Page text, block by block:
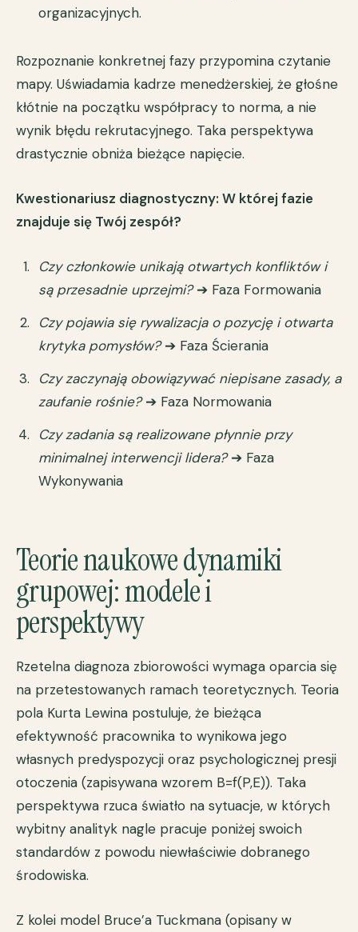
organizacyjnych.
Rozpoznanie konkretnej fazy przypomina czytanie
mapy. Uświadamia kadrze menedżerskiej, że głośne
kłótnie na początku współpracy to norma, a nie
wynik błędu rekrutacyjnego. Taka perspektywa
drastycznie obniża bieżące napięcie.
Kwestionariusz diagnostyczny: W której fazie
znajduje się Twój zespół?
Czy członkowie unikają otwartych konfliktów i
są przesadnie uprzejmi?➔ Faza Formowania
Czy pojawia się rywalizacja o pozycję i otwarta
krytyka pomysłów?➔ Faza Ścierania
Czy zaczynają obowiązywać niepisane zasady, a
zaufanie rośnie?➔ Faza Normowania
Czy zadania są realizowane płynnie przy
minimalnej interwencji lidera?➔ Faza
Wykonywania
Teorie naukowe dynamiki
grupowej: modele i
perspektywy
Rzetelna diagnoza zbiorowości wymaga oparcia się
na przetestowanych ramach teoretycznych. Teoria
pola Kurta Lewina postuluje, że bieżąca
efektywność pracownika to wynikowa jego
własnych predyspozycji oraz psychologicznej presji
otoczenia (zapisywana wzorem B=f(P,E)). Taka
perspektywa rzuca światło na sytuacje, w których
wybitny analityk nagle pracuje poniżej swoich
standardów z powodu niewłaściwie dobranego
środowiska.
Z kolei model Bruce’a Tuckmana (opisany w